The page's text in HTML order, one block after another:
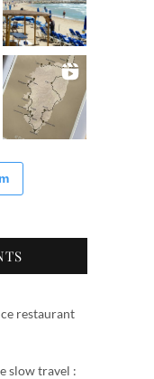
restaurant
slow travel :